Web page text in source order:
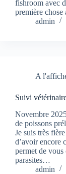
fishroom avec
première
admin
A
Suivi
Novembre
de poissons
Je suis très
d’avoir encore
permet de
parasites…
admin